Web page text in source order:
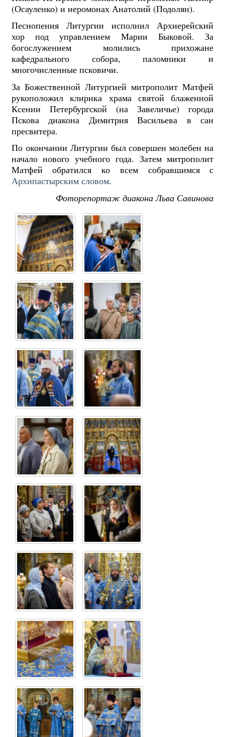
(Осауленко) и иеромонах Анатолий (Подолян).
Песнопения Литургии исполнил Архиерейский
хор под управлением Марии Быковой. За
богослужением молились прихожане
кафедрального собора, паломники и
многочисленные псковичи.
За Божественной Литургией митрополит Матфей
рукоположил клирика храма святой блаженной
Ксении Петербургской (на Завеличье) города
Пскова диакона Димитрия Васильева в сан
пресвитера.
По окончании Литургии был совершен молебен на
начало нового учебного года. Затем митрополит
Матфей обратился ко всем собравшимся с
Архипастырским словом.
Фоторепортаж диакона Льва Савинова